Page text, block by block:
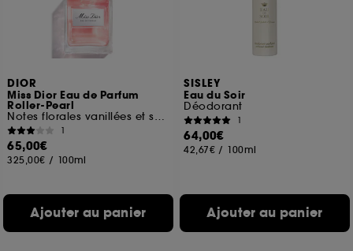
DIOR
Miss Dior Eau de Parfum
Roller-Pearl
Notes florales vanillées et sensuelles
1
65,00€
325,00€ / 100ml
Ajouter au panier
SISLEY
Eau du Soir
Déodorant
1
64,00€
42,67€ / 100ml
Ajouter au panier